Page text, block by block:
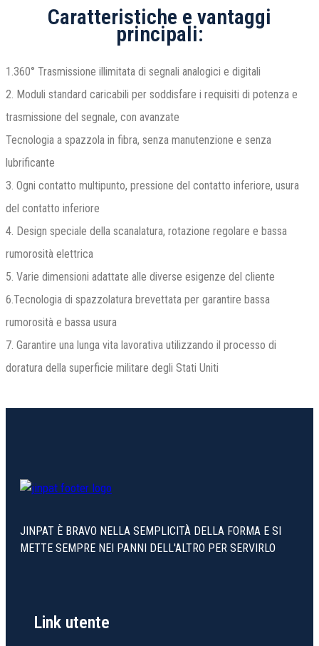
Caratteristiche e vantaggi
principali:
1.360° Trasmissione illimitata di segnali analogici e digitali
2. Moduli standard caricabili per soddisfare i requisiti di potenza e
trasmissione del segnale, con avanzate
Tecnologia a spazzola in fibra, senza manutenzione e senza
lubrificante
3. Ogni contatto multipunto, pressione del contatto inferiore, usura
del contatto inferiore
4. Design speciale della scanalatura, rotazione regolare e bassa
rumorosità elettrica
5. Varie dimensioni adattate alle diverse esigenze del cliente
6.Tecnologia di spazzolatura brevettata per garantire bassa
rumorosità e bassa usura
7. Garantire una lunga vita lavorativa utilizzando il processo di
doratura della superficie militare degli Stati Uniti
JINPAT È BRAVO NELLA SEMPLICITÀ DELLA FORMA E SI
METTE SEMPRE NEI PANNI DELL'ALTRO PER SERVIRLO
Link utente